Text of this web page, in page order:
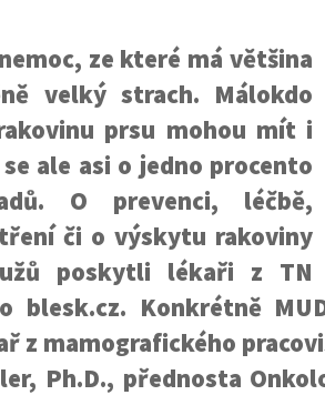
ze které má většina
velký strach. Málokdo
prsu mohou mít i
ale asi o jedno procento
O prevenci, léčbě,
či o výskytu rakoviny
poskytli lékaři z TN
blesk.cz. Konkrétně
z mamografického
Ph.D., přednosta